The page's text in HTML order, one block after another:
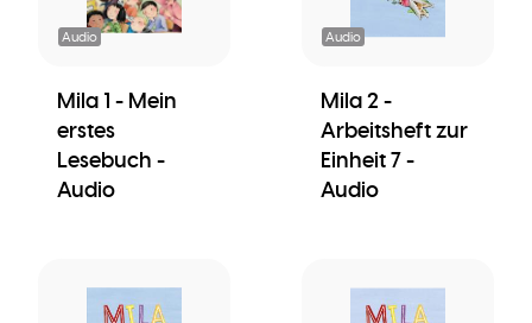
Audio
Mila 1 - Mein
erstes
Lesebuch -
Audio
Audio
Mila 2 -
Arbeitsheft zur
Einheit 7 -
Audio